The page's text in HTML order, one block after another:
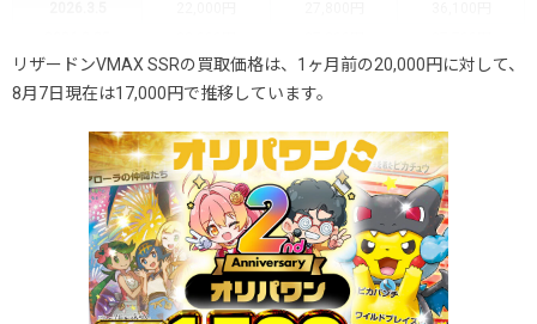
2026.2.15
22,000円 27,800円
35,900円
2026.2.5
22,000円 27,800円
2026.1.15
20,000円 25,800円
38,700円
2026.1.5
17,000円 24,800円
32,300円
2025.12.25
17,000円 24,800円
27,500円
2025.12.15
18,000円 25,800円
28,700円
2025.12.5
18,000円 25,800円
28,300円
2025.11.25
20,000円 26,800円
28,200円
リザードンVMAX SSRの買取価格は、1ヶ月前の20,000円に対して、
8月7日現在は17,000円で推移しています。